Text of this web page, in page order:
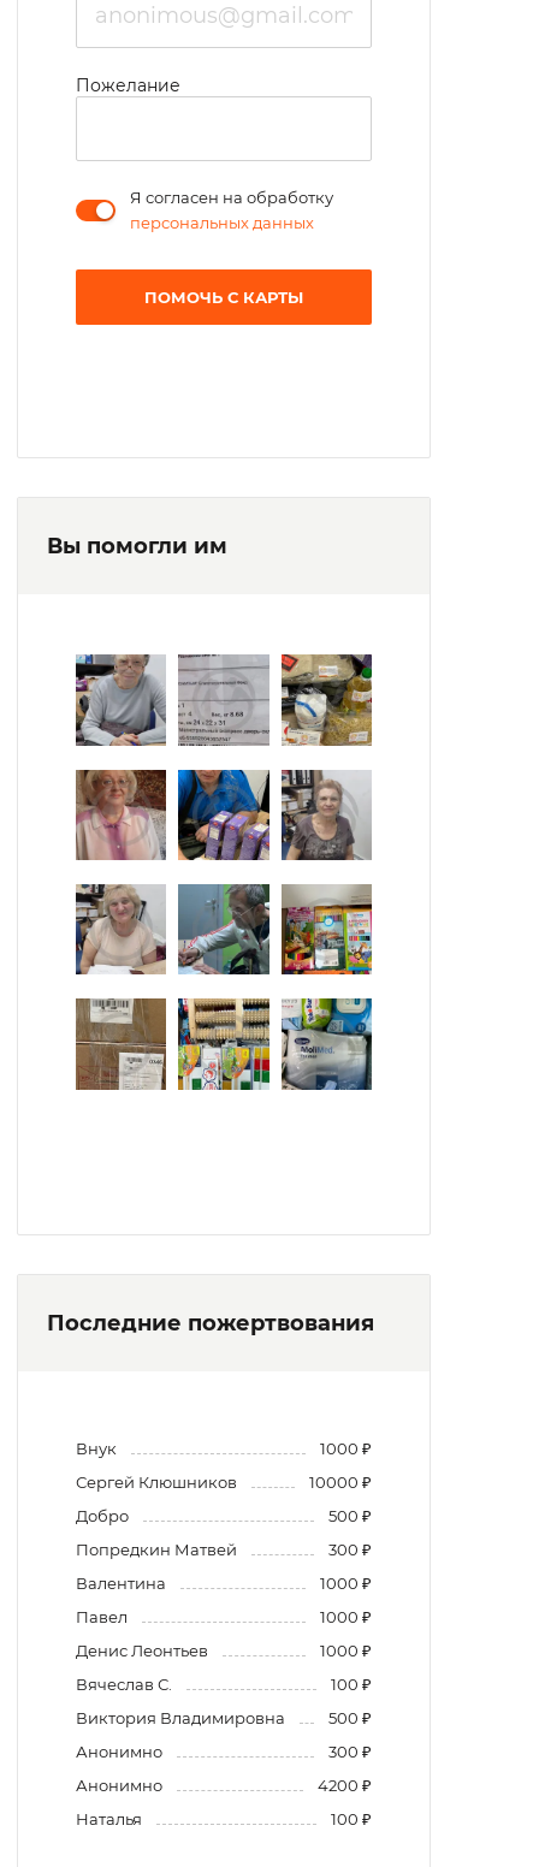
Пожелание
Я согласен на обработку
персональных данных
ПОМОЧЬ С КАРТЫ
Вы помогли им
Последние пожертвования
Внук
1000 ₽
Сергей Клюшников
10000 ₽
Добро
500 ₽
Попредкин Матвей
300 ₽
Валентина
1000 ₽
Павел
1000 ₽
Денис Леонтьев
1000 ₽
Вячеслав С.
100 ₽
Виктория Владимировна
500 ₽
Анонимно
300 ₽
Анонимно
4200 ₽
Наталья
100 ₽